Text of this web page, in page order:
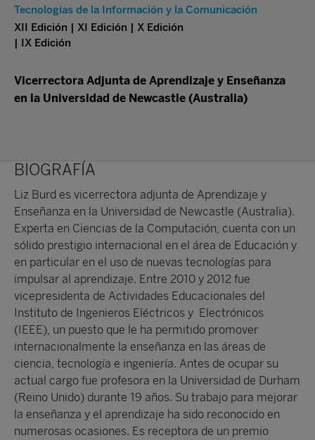
Tecnologías de la Información y la Comunicación
XII Edición | XI Edición | X Edición
| IX Edición
Vicerrectora Adjunta de Aprendizaje y Enseñanza
en la Universidad de Newcastle (Australia)
BIOGRAFÍA
Liz Burd es vicerrectora adjunta de Aprendizaje y
Enseñanza en la Universidad de Newcastle (Australia).
Experta en Ciencias de la Computación, cuenta con un
sólido prestigio internacional en el área de Educación y
en particular en el uso de nuevas tecnologías para
impulsar al aprendizaje. Entre 2010 y 2012 fue
vicepresidenta de Actividades Educacionales del
Instituto de Ingenieros Eléctricos y Electrónicos
(IEEE), un puesto que le ha permitido promover
internacionalmente la enseñanza en las áreas de
ciencia, tecnología e ingeniería. Antes de ocupar su
actual cargo fue profesora en la Universidad de Durham
(Reino Unido) durante 19 años. Su trabajo para mejorar
la enseñanza y el aprendizaje ha sido reconocido en
numerosas ocasiones. Es receptora de un premio